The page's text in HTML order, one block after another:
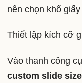
nên chọn khổ giấy
Thiết lập kích cỡ
Vào thanh công
custom slide size